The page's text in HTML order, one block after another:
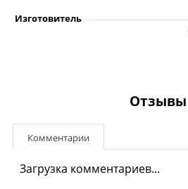
Изготовитель
Отзывы
Комментарии
Загрузка комментариев...